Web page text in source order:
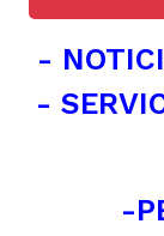
-
-
-